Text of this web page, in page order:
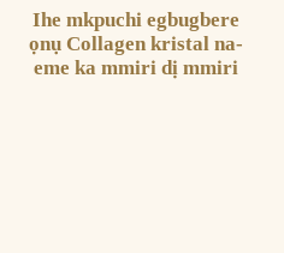
Ihe mkpuchi egbugbere
ọnụ Collagen kristal na-
eme ka mmiri dị mmiri